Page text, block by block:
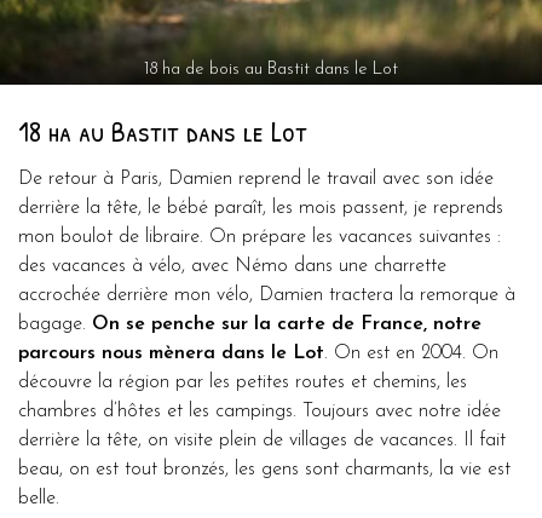
18 ha de bois au Bastit dans le Lot
18 ha au Bastit dans le Lot
De retour à Paris, Damien reprend le travail avec son idée
derrière la tête, le bébé paraît, les mois passent, je reprends
mon boulot de libraire. On prépare les vacances suivantes :
des vacances à vélo, avec Némo dans une charrette
accrochée derrière mon vélo, Damien tractera la remorque à
bagage. On se penche sur la carte de France, notre
parcours nous mènera dans le Lot. On est en 2004. On
découvre la région par les petites routes et chemins, les
chambres d’hôtes et les campings. Toujours avec notre idée
derrière la tête, on visite plein de villages de vacances. Il fait
beau, on est tout bronzés, les gens sont charmants, la vie est
belle.